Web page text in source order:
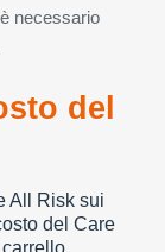
necessario
del
All Risk sui
del Care